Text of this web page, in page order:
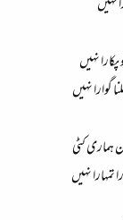
نہیں
نہیں
گوارا نہیں
ہماری کٹی
نہیں